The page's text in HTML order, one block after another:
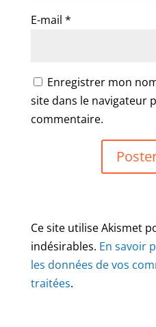
E-mail *
Enregistrer mon
site dans le navigateur
commentaire.
Ce site utilise Akismet
indésirables. En savoir
les données de vos
traitées.